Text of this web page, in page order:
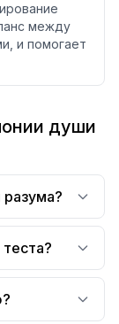
между
и помогает
души